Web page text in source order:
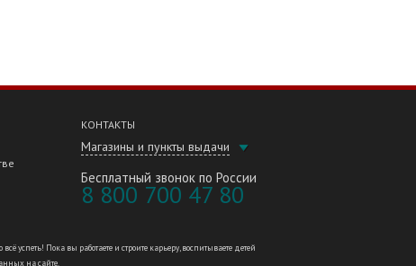
КОНТАКТЫ
Магазины и пункты выдачи
Бесплатный звонок по России
8 800 700 47 80
Пока вы работаете и строите карьеру, воспитываете детей
на сайте.